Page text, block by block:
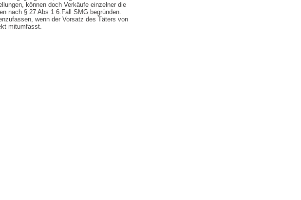
können doch Verkäufe einzelner die
nach § 27 Abs 1 6.Fall SMG begründen.
wenn der Vorsatz des Täters von
mitumfasst.